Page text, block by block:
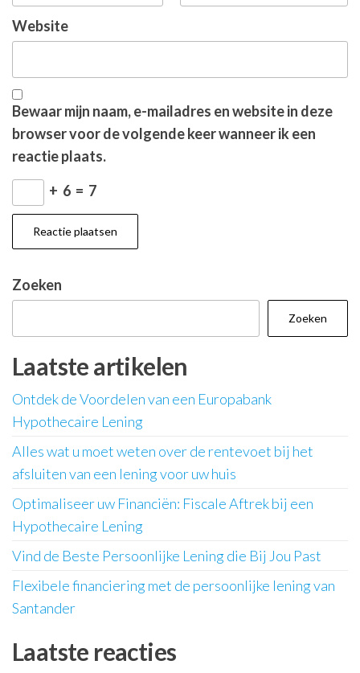
Website
Bewaar mijn naam, e-mailadres en website in deze
browser voor de volgende keer wanneer ik een
reactie plaats.
+ 6 = 7
Zoeken
Zoeken
Laatste artikelen
Ontdek de Voordelen van een Europabank
Hypothecaire Lening
Alles wat u moet weten over de rentevoet bij het
afsluiten van een lening voor uw huis
Optimaliseer uw Financiën: Fiscale Aftrek bij een
Hypothecaire Lening
Vind de Beste Persoonlijke Lening die Bij Jou Past
Flexibele financiering met de persoonlijke lening van
Santander
Laatste reacties